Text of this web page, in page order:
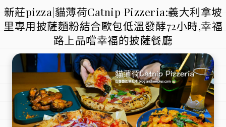
新莊pizza|貓薄荷Catnip Pizzeria:義大利拿坡
里專用披薩麵粉結合歐包低溫發酵72小時,幸福
路上品嚐幸福的披薩餐廳